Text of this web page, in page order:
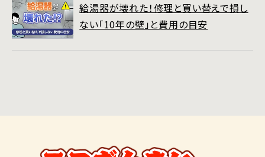
給湯器が壊れた！修理と買い替えで損し
ない「10年の壁」と費用の目安